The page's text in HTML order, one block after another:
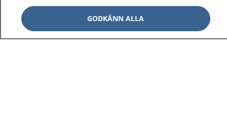
Om 1177 Show
Kontakt Show
GODKÄNN ALLA